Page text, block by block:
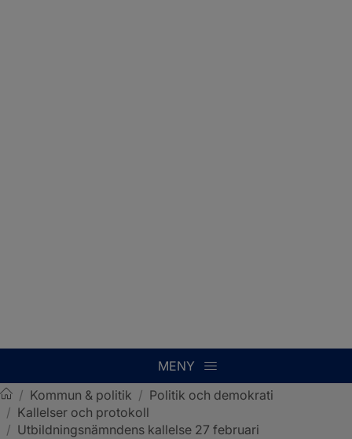
MENY
Sotenäs kommun
/ Kommun & politik / Politik och demokrati
/ Kallelser och protokoll
/ Utbildningsnämndens kallelse 27 februari